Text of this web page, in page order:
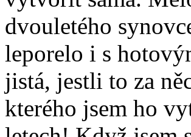
dvouletého
leporelo i s
jistá, jestli to za
kterého jsem ho